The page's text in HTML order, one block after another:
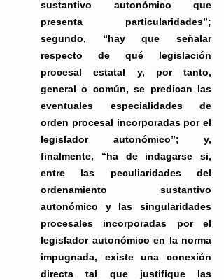
sustantivo autonómico que
presenta particularidades”;
segundo, “hay que señalar
respecto de qué legislación
procesal estatal y, por tanto,
general o común, se predican las
eventuales especialidades de
orden procesal incorporadas por el
legislador autonómico”; y,
finalmente,  “ha  de  indagarse  si,
entre  las  peculiaridades  del
ordenamiento  sustantivo
autonómico y las singularidades
procesales incorporadas por el
legislador autonómico en la norma
impugnada, existe una conexión
directa tal que justifique las